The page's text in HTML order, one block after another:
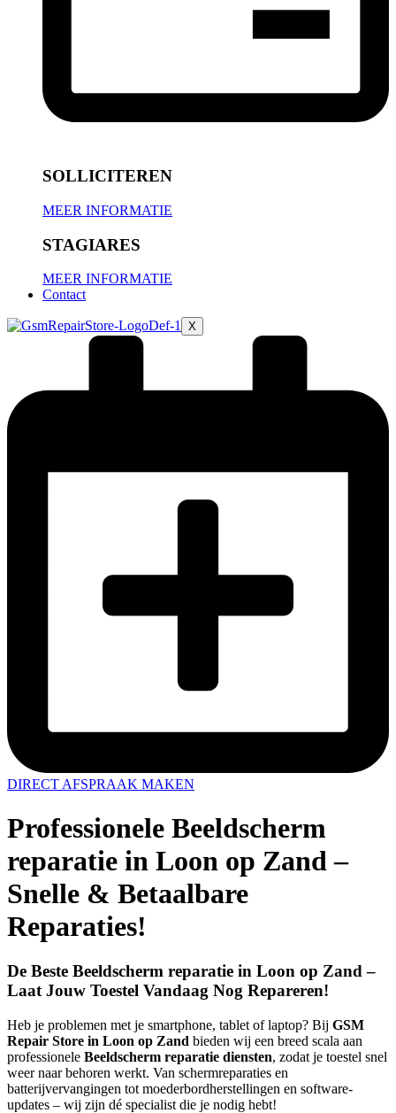
SOLLICITEREN
MEER INFORMATIE
STAGIARES
MEER INFORMATIE
Contact
X
DIRECT AFSPRAAK MAKEN
Professionele Beeldscherm
reparatie in Loon op Zand –
Snelle & Betaalbare
Reparaties!
De Beste Beeldscherm reparatie in Loon op Zand –
Laat Jouw Toestel Vandaag Nog Repareren!
Heb je problemen met je smartphone, tablet of laptop? Bij GSM
Repair Store in Loon op Zand bieden wij een breed scala aan
professionele Beeldscherm reparatie diensten, zodat je toestel snel
weer naar behoren werkt. Van schermreparaties en
batterijvervangingen tot moederbordherstellingen en software-
updates – wij zijn dé specialist die je nodig hebt!